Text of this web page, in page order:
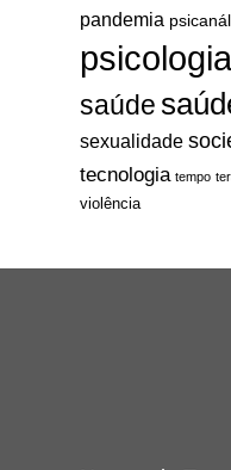
pandemia
psicologia
saúde
sexualidade
tecnologia tempo
violência